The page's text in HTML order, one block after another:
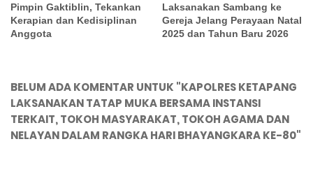
Pimpin Gaktiblin, Tekankan
Kerapian dan Kedisiplinan
Anggota
Laksanakan Sambang ke
Gereja Jelang Perayaan Natal
2025 dan Tahun Baru 2026
BELUM ADA KOMENTAR UNTUK "KAPOLRES KETAPANG
LAKSANAKAN TATAP MUKA BERSAMA INSTANSI
TERKAIT, TOKOH MASYARAKAT, TOKOH AGAMA DAN
NELAYAN DALAM RANGKA HARI BHAYANGKARA KE-80"